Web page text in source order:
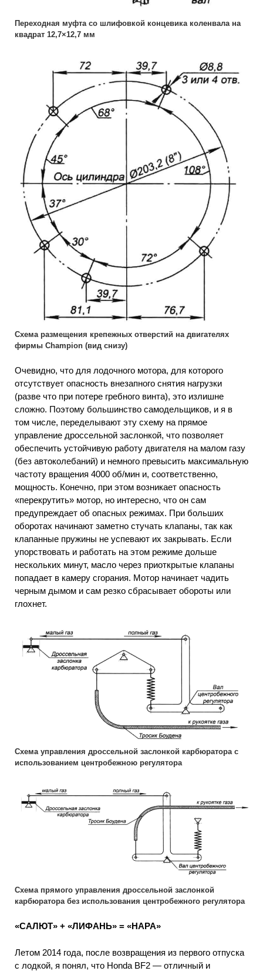
Переходная муфта со шлифовкой концевика коленвала на
квадрат 12,7×12,7 мм
Схема размещения крепежных отверстий на двигателях
фирмы Champion (вид снизу)
Очевидно, что для лодочного мотора, для которого
отсутствует опасность внезапного снятия нагрузки
(разве что при потере гребного винта), это излишне
сложно. Поэтому большинство самодельщиков, и я в
том числе, переделывают эту схему на прямое
управление дроссельной заслонкой, что позволяет
обеспечить устойчивую работу двигателя на малом газу
(без автоколебаний) и немного превысить максимальную
частоту вращения 4000 об/мин и, соответственно,
мощность. Конечно, при этом возникает опасность
«перекрутить» мотор, но интересно, что он сам
предупреждает об опасных режимах. При больших
оборотах начинают заметно стучать клапаны, так как
клапанные пружины не успевают их закрывать. Если
упорствовать и работать на этом режиме дольше
нескольких минут, масло через приоткрытые клапаны
попадает в камеру сгорания. Мотор начинает чадить
черным дымом и сам резко сбрасывает обороты или
глохнет.
Схема управления дроссельной заслонкой карбюратора с
использованием центробежною регулятора
Схема прямого управления дроссельной заслонкой
карбюратора без использования центробежного регулятора
«САЛЮТ» + «ЛИФАНЬ» = «НАРА»
Летом 2014 года, после возвращения из первого отпуска
с лодкой, я понял, что Honda BF2 — отличный и